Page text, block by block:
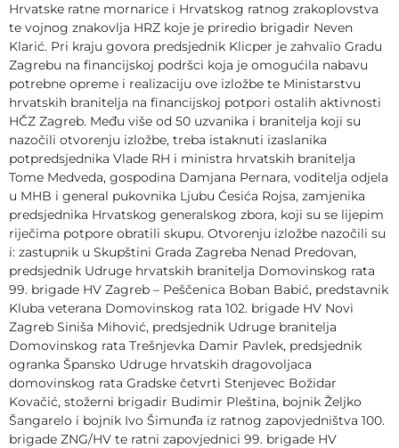
Hrvatske ratne mornarice i Hrvatskog ratnog zrakoplovstva
te vojnog znakovlja HRZ koje je priredio brigadir Neven
Klarić. Pri kraju govora predsjednik Klicper je zahvalio Gradu
Zagrebu na financijskoj podršci koja je omogućila nabavu
potrebne opreme i realizaciju ove izložbe te Ministarstvu
hrvatskih branitelja na financijskoj potpori ostalih aktivnosti
HČZ Zagreb. Među više od 50 uzvanika i branitelja koji su
nazočili otvorenju izložbe, treba istaknuti izaslanika
potpredsjednika Vlade RH i ministra hrvatskih branitelja
Tome Medveda, gospodina Damjana Pernara, voditelja odjela
u MHB i general pukovnika Ljubu Ćesića Rojsa, zamjenika
predsjednika Hrvatskog generalskog zbora, koji su se lijepim
riječima potpore obratili skupu. Otvorenju izložbe nazočili su
i: zastupnik u Skupštini Grada Zagreba Nenad Predovan,
predsjednik Udruge hrvatskih branitelja Domovinskog rata
99. brigade HV Zagreb – Peščenica Boban Babić, predstavnik
Kluba veterana Domovinskog rata 102. brigade HV Novi
Zagreb Siniša Mihović, predsjednik Udruge branitelja
Domovinskog rata Trešnjevka Damir Pavlek, predsjednik
ogranka Špansko Udruge hrvatskih dragovoljaca
domovinskog rata Gradske četvrti Stenjevec Božidar
Kovačić, stožerni brigadir Budimir Pleština, bojnik Željko
Šangarelo i bojnik Ivo Šimunđa iz ratnog zapovjedništva 100.
brigade ZNG/HV te ratni zapovjednici 99. brigade HV